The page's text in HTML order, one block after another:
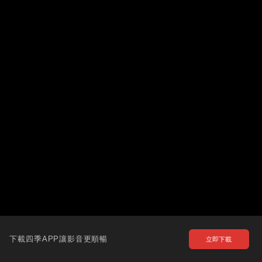
下載四季APP讓影音更順暢 立即下載